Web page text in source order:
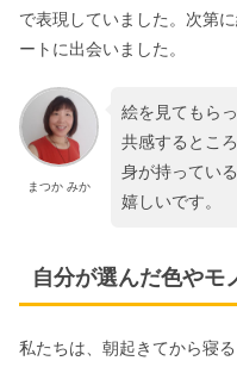
で表現していました。次第
ートに出会いました。
まつか みか
絵を見てもら
共感するとこ
身が持ってい
嬉しいです。
自分が選んだ色やモ
私たちは、朝起きてから寝